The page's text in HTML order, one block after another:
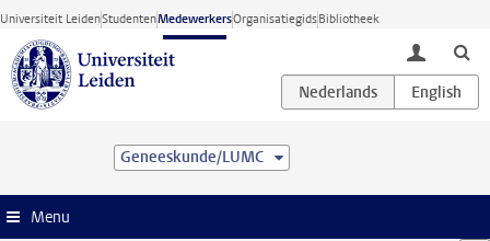
Ga direct naar de inhoud
Universiteit LeidenStudentenMedewerkersOrganisatiegidsBibliotheek
toggle
Geneeskunde/LUMC
Menu